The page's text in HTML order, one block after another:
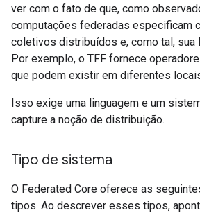
ver com o fato de que, como
computações federadas especificam
coletivos distribuídos e, como tal, sua
Por exemplo, o TFF fornece
que podem existir em diferentes
Isso exige uma linguagem e um
capture a noção de distribuição.
Tipo de sistema
O Federated Core oferece as
tipos. Ao descrever esses tipos,